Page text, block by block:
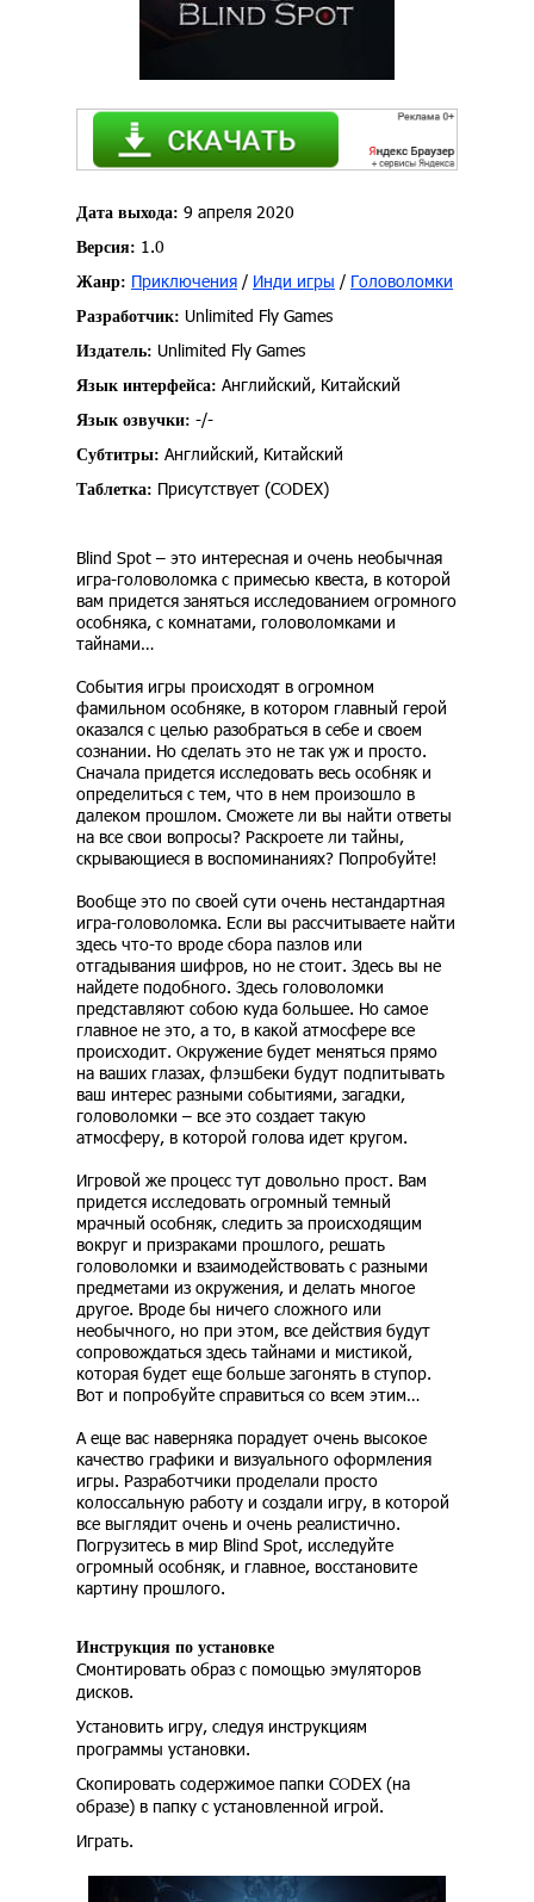
Дата выхода: 9 апреля 2020
Версия: 1.0
Жанр: Приключения / Инди игры / Головоломки
Разработчик: Unlimited Fly Games
Издатель: Unlimited Fly Games
Язык интерфейса: Английский, Китайский
Язык озвучки: -/-
Субтитры: Английский, Китайский
Таблетка: Присутствует (CODEX)
Blind Spot – это интересная и очень необычная
игра-головоломка с примесью квеста, в которой
вам придется заняться исследованием огромного
особняка, с комнатами, головоломками и
тайнами…
События игры происходят в огромном
фамильном особняке, в котором главный герой
оказался с целью разобраться в себе и своем
сознании. Но сделать это не так уж и просто.
Сначала придется исследовать весь особняк и
определиться с тем, что в нем произошло в
далеком прошлом. Сможете ли вы найти ответы
на все свои вопросы? Раскроете ли тайны,
скрывающиеся в воспоминаниях? Попробуйте!
Вообще это по своей сути очень нестандартная
игра-головоломка. Если вы рассчитываете найти
здесь что-то вроде сбора пазлов или
отгадывания шифров, но не стоит. Здесь вы не
найдете подобного. Здесь головоломки
представляют собою куда большее. Но самое
главное не это, а то, в какой атмосфере все
происходит. Окружение будет меняться прямо
на ваших глазах, флэшбеки будут подпитывать
ваш интерес разными событиями, загадки,
головоломки – все это создает такую
атмосферу, в которой голова идет кругом.
Игровой же процесс тут довольно прост. Вам
придется исследовать огромный темный
мрачный особняк, следить за происходящим
вокруг и призраками прошлого, решать
головоломки и взаимодействовать с разными
предметами из окружения, и делать многое
другое. Вроде бы ничего сложного или
необычного, но при этом, все действия будут
сопровождаться здесь тайнами и мистикой,
которая будет еще больше загонять в ступор.
Вот и попробуйте справиться со всем этим…
А еще вас наверняка порадует очень высокое
качество графики и визуального оформления
игры. Разработчики проделали просто
колоссальную работу и создали игру, в которой
все выглядит очень и очень реалистично.
Погрузитесь в мир Blind Spot, исследуйте
огромный особняк, и главное, восстановите
картину прошлого.
Инструкция по установке
Смонтировать образ с помощью эмуляторов
дисков.
Установить игру, следуя инструкциям
программы установки.
Скопировать содержимое папки CODEX (на
образе) в папку с установленной игрой.
Играть.